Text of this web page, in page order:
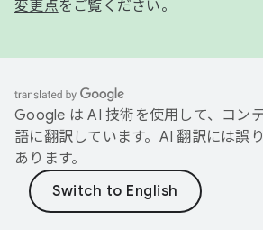
変更点をご覧ください。
Google は AI 技術を使用して、コン
語に翻訳しています。AI 翻訳には誤
あります。